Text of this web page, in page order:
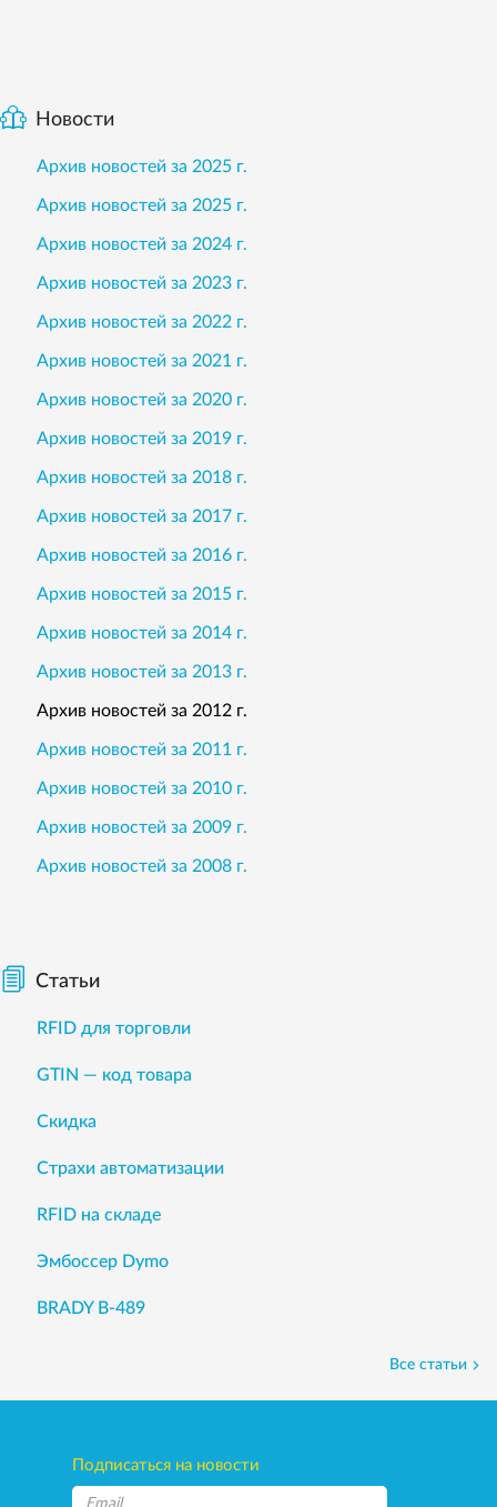
Новости
Архив новостей за 2025 г.
Архив новостей за 2025 г.
Архив новостей за 2024 г.
Архив новостей за 2023 г.
Архив новостей за 2022 г.
Архив новостей за 2021 г.
Архив новостей за 2020 г.
Архив новостей за 2019 г.
Архив новостей за 2018 г.
Архив новостей за 2017 г.
Архив новостей за 2016 г.
Архив новостей за 2015 г.
Архив новостей за 2014 г.
Архив новостей за 2013 г.
Архив новостей за 2012 г.
Архив новостей за 2011 г.
Архив новостей за 2010 г.
Архив новостей за 2009 г.
Архив новостей за 2008 г.
Статьи
RFID для торговли
GTIN — код товара
Скидка
Страхи автоматизации
RFID на складе
Эмбоссер Dymo
BRADY B-489
Все статьи
Подписаться на новости